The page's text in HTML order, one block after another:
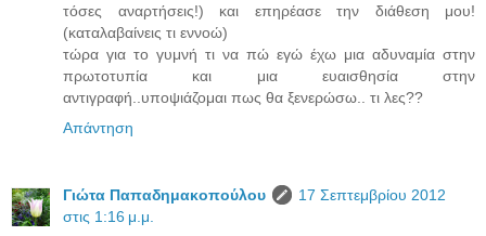
τόσες αναρτήσεις!) και επηρέασε την διάθεση μου!
(καταλαβαίνεις τι εννοώ)
τώρα για το γυμνή τι να πώ εγώ έχω μια αδυναμία στην
πρωτοτυπία και μια ευαισθησία στην
αντιγραφή..υποψιάζομαι πως θα ξενερώσω.. τι λες??
Απάντηση
Γιώτα Παπαδημακοπούλου
17 Σεπτεμβρίου 2012
στις 1:16 μ.μ.